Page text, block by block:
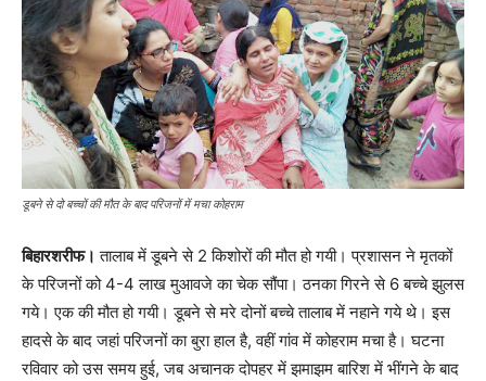
डूबने से दो बच्चों की मौत के बाद परिजनों में मचा कोहराम
बिहारशरीफ। तालाब में डूबने से 2 किशोरों की मौत हो गयी। प्रशासन ने मृतकों
के परिजनों को 4-4 लाख मुआवजे का चेक सौंपा। ठनका गिरने से 6 बच्चे झुलस
गये। एक की मौत हो गयी। डूबने से मरे दोनों बच्चे तालाब में नहाने गये थे। इस
हादसे के बाद जहां परिजनों का बुरा हाल है, वहीं गांव में कोहराम मचा है। घटना
रविवार को उस समय हुई, जब अचानक दोपहर में झमाझम बारिश में भींगने के बाद